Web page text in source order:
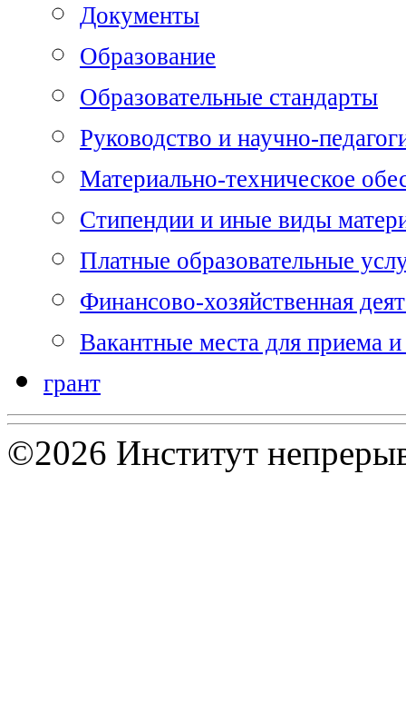
Документы
Образование
Образовательные стандарты
Руководство и научно-
Материально-техническое
Стипендии и иные виды
Платные образовательные
Финансово-хозяйственная
Вакантные места для приема и
грант
©2026 Институт